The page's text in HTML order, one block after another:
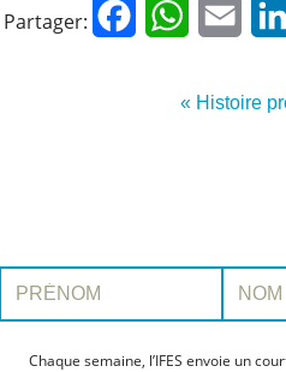
Partager: FacebookWhatsApp
Email
« Histoire
Prénom: Nom:
Chaque semaine, l’IFES envoie un